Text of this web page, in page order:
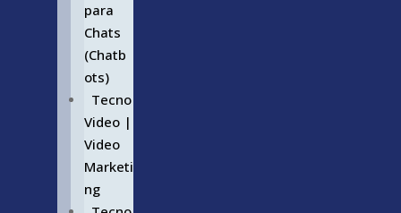
para
Chats
(Chatb
ots)
Tecno
Video |
Video
Marketi
ng